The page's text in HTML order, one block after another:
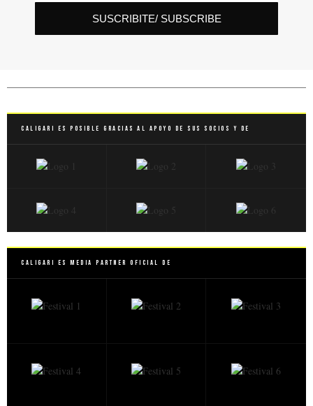
SUSCRIBITE/ SUBSCRIBE
Caligari es posible gracias al apoyo de sus socios y de
Caligari es Media Partner Oficial de